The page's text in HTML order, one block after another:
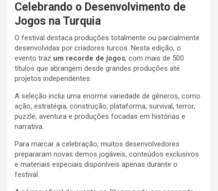
Celebrando o Desenvolvimento de
Jogos na Turquia
O festival destaca produções totalmente ou parcialmente
desenvolvidas por criadores turcos. Nesta edição, o
evento traz um recorde de jogos, com mais de 500
títulos que abrangem desde grandes produções até
projetos independentes.
A seleção inclui uma enorme variedade de gêneros, como
ação, estratégia, construção, plataforma, survival, terror,
puzzle, aventura e produções focadas em histórias e
narrativa.
Para marcar a celebração, muitos desenvolvedores
prepararam novas demos jogáveis, conteúdos exclusivos
e materiais especiais disponíveis apenas durante o
festival.